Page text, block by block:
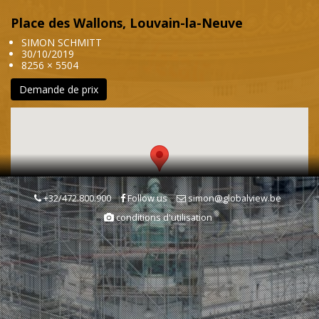
Place des Wallons, Louvain-la-Neuve
SIMON SCHMITT
30/10/2019
8256 × 5504
Demande de prix
Mots clés
Paysage urbain
Environnement/Ecologie
Paysages & Environnement
Place esplanade square
+32/472.800.900 Follow us
simon@globalview.be
conditions d'utilisation